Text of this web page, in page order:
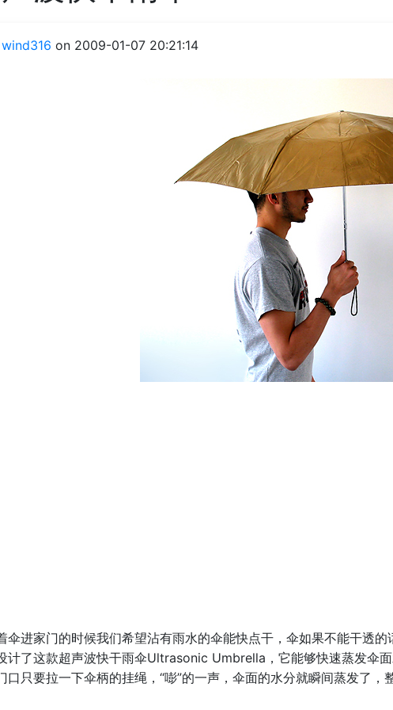
wind316 on 2009-01-07 20:21:14
伞进家门的时候我们希望沾有雨水的伞能快点干，伞如果不能干透
计了这款超声波快干雨伞Ultrasonic Umbrella，它能够快速蒸发伞
口只要拉一下伞柄的挂绳，“嘭”的一声，伞面的水分就瞬间蒸发了，